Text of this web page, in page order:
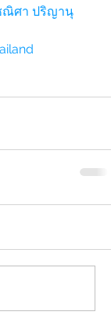
ณิศา ปริญานุ